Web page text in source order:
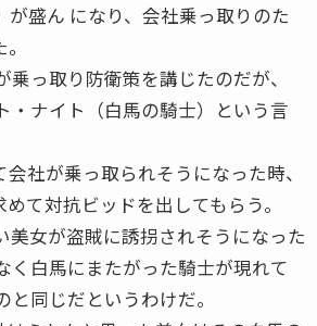
が盛ん になり、会社乗っ取りのた
っ取り防衛策を講じたのだが、
・ナイト（白馬の騎士）という言
社が乗っ取られそうになった時、
て対抗ビッドを出してもらう。
美女が盗賊に誘拐されそうになった
く白馬にまたがった騎士が現れて
同じだというわけだ。